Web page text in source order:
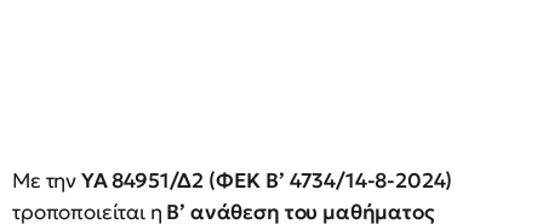
Με τηνΥΑ 84951/Δ2 (ΦΕΚ Β’ 4734/14-8-2024)
τροποποιείται η Β’ ανάθεση του μαθήματος